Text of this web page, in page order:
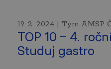
19. 2. 2024 | Tým AMSP
TOP 10 – 4.
Studuj gastro